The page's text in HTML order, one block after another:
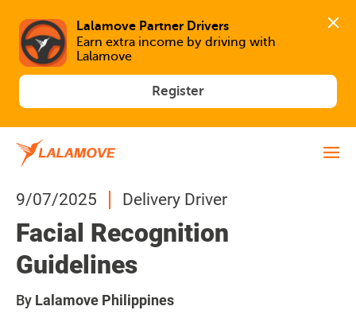
Lalamove Partner Drivers
Earn extra income by driving with
Lalamove
Register
9/07/2025 Delivery Driver
Facial Recognition
Guidelines
By Lalamove Philippines